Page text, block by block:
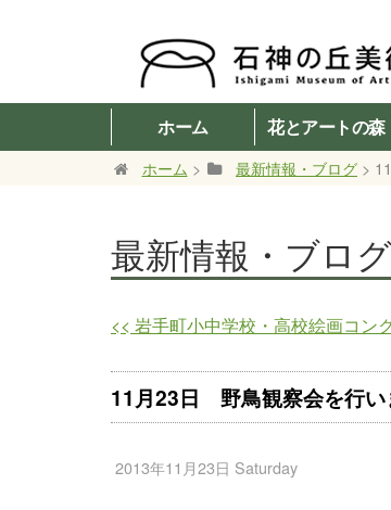
ホーム 花とアートの森
ホーム > 最新情報・ブログ >
最新情報・ブログ
<< 岩手町小中学校・高校絵画コ
11月23日 野鳥観察会を行い
2013年11月23日 Saturday